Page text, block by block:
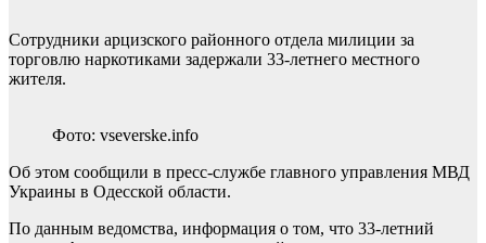
Сотрудники арцизского районного отдела милиции за
торговлю наркотиками задержали 33-летнего местного
жителя.
Фото: vseverske.info
Об этом сообщили в пресс-службе главного управления МВД
Украины в Одесской области.
По данным ведомства, информация о том, что 33-летний